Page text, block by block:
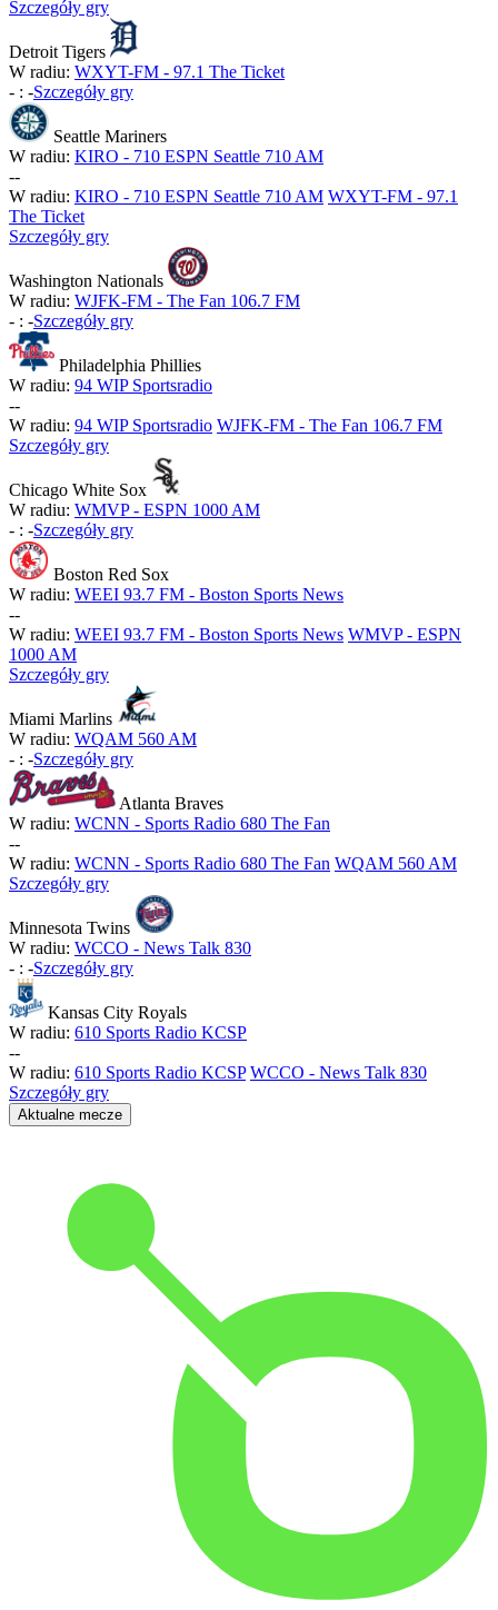
Szczegóły gry
Detroit Tigers
W radiu: WXYT-FM - 97.1 The Ticket
- : -Szczegóły gry
Seattle Mariners
W radiu: KIRO - 710 ESPN Seattle 710 AM
--
W radiu: KIRO - 710 ESPN Seattle 710 AM WXYT-FM - 97.1
The Ticket
Szczegóły gry
Washington Nationals
W radiu: WJFK-FM - The Fan 106.7 FM
- : -Szczegóły gry
Philadelphia Phillies
W radiu: 94 WIP Sportsradio
--
W radiu: 94 WIP Sportsradio WJFK-FM - The Fan 106.7 FM
Szczegóły gry
Chicago White Sox
W radiu: WMVP - ESPN 1000 AM
- : -Szczegóły gry
Boston Red Sox
W radiu: WEEI 93.7 FM - Boston Sports News
--
W radiu: WEEI 93.7 FM - Boston Sports News WMVP - ESPN
1000 AM
Szczegóły gry
Miami Marlins
W radiu: WQAM 560 AM
- : -Szczegóły gry
Atlanta Braves
W radiu: WCNN - Sports Radio 680 The Fan
--
W radiu: WCNN - Sports Radio 680 The Fan WQAM 560 AM
Szczegóły gry
Minnesota Twins
W radiu: WCCO - News Talk 830
- : -Szczegóły gry
Kansas City Royals
W radiu: 610 Sports Radio KCSP
--
W radiu: 610 Sports Radio KCSP WCCO - News Talk 830
Szczegóły gry
Aktualne mecze